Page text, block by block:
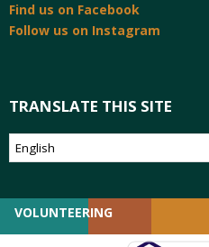
Find us on Facebook
Follow us on Instagram
TRANSLATE THIS SITE
VOLUNTEERING